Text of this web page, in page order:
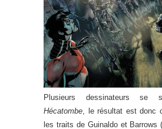
Plusieurs dessinateurs se
Hécatombe, le résultat est donc
les traits de Guinaldo et Barrows